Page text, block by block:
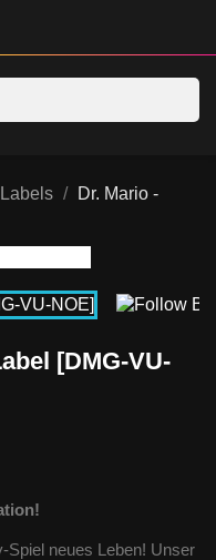
Dr. Mario -
[DMG-VU-
Spiel neues Leben! Unser